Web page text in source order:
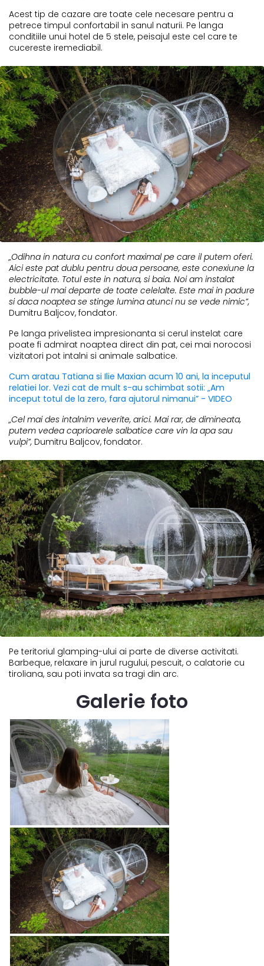
Acest tip de cazare are toate cele necesare pentru a
petrece timpul confortabil in sanul naturii. Pe langa
conditiile unui hotel de 5 stele, peisajul este cel care te
cucereste iremediabil.
„Odihna in natura cu confort maximal pe care il putem oferi.
Aici este pat dublu pentru doua persoane, este conexiune la
electricitate. Totul este in natura, si baia. Noi am instalat
bubble-ul mai departe de toate celelalte. Este mai in padure
si daca noaptea se stinge lumina atunci nu se vede nimic”,
Dumitru Baljcov, fondator.
Pe langa privelistea impresionanta si cerul instelat care
poate fi admirat noaptea direct din pat, cei mai norocosi
vizitatori pot intalni si animale salbatice.
Cum aratau Tatiana si Ilie Maxian acum 10 ani, la inceputul
relatiei lor. Vezi cat de mult s-au schimbat sotii: „Am
inceput totul de la zero, fara ajutorul nimanui” - VIDEO
„Cel mai des intalnim veverite, arici. Mai rar, de dimineata,
putem vedea caprioarele salbatice care vin la apa sau
vulpi”, Dumitru Baljcov, fondator.
Pe teritoriul glamping-ului ai parte de diverse activitati.
Barbeque, relaxare in jurul rugului, pescuit, o calatorie cu
tiroliana, sau poti invata sa tragi din arc.
Galerie foto